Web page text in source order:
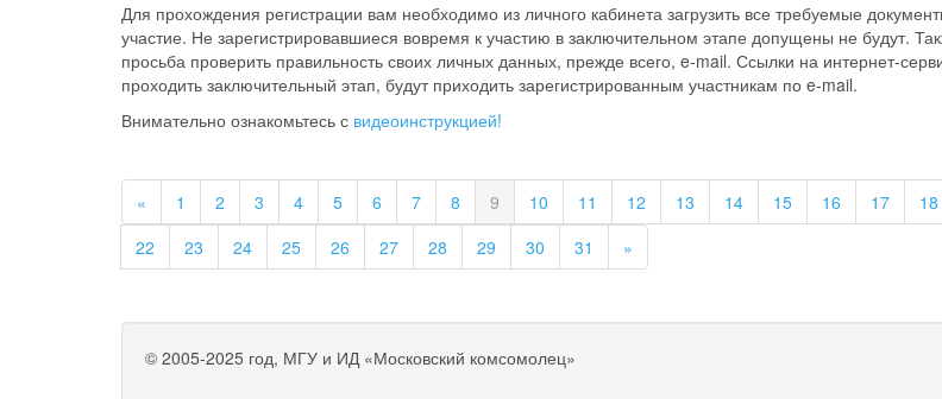
Для прохождения регистрации вам необходимо из личного кабинета загрузить все требуемые
участие. Не зарегистрировавшиеся вовремя к участию в заключительном этапе допущены не будут.
просьба проверить правильность своих личных данных, прежде всего, e-mail. Ссылки на интернет-
проходить заключительный этап, будут приходить зарегистрированным участникам по e-mail.
Внимательно ознакомьтесь с видеоинструкцией!
« 1 2 3 4 5 6 7 8 9 10 11 12 13 14 15 16 17 18
22
23 24 25 26 27 28 29 30 31 »
© 2005-2025 год, МГУ и ИД «Московский комсомолец»